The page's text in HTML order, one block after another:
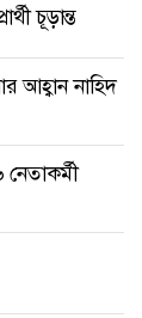
চূড়ান্ত
আহ্বান নাহিদ